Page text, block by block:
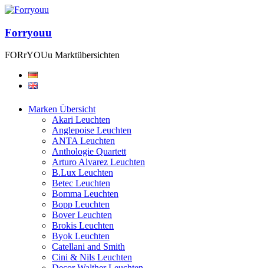
Forryouu
FORrYOUu Marktübersichten
Marken Übersicht
Akari Leuchten
Anglepoise Leuchten
ANTA Leuchten
Anthologie Quartett
Arturo Alvarez Leuchten
B.Lux Leuchten
Betec Leuchten
Bomma Leuchten
Bopp Leuchten
Bover Leuchten
Brokis Leuchten
Byok Leuchten
Catellani and Smith
Cini & Nils Leuchten